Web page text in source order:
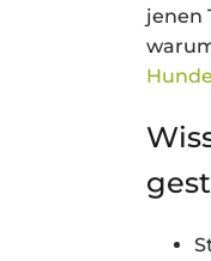
jenen